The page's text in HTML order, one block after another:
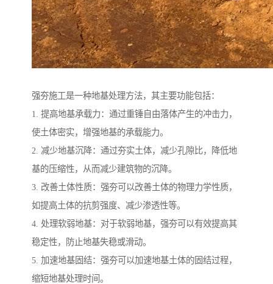
强夯施工是一种地基处理方法，其主要功能包括：
1. 提高地基承载力：通过重锤自由落体产生的冲击力，
使土体密实，增强地基的承载能力。
2. 减少地基沉降：通过夯实土体，减少孔隙比，降低地
基的压缩性，从而减少建筑物的沉降。
3. 改善土体性质：强夯可以改善土体的物理力学性质，
如提高土体的抗剪强度、减少渗透性等。
4. 处理软弱地基：对于软弱地基，强夯可以有效提高其
稳定性，防止地基失稳或滑动。
5. 加速地基固结：强夯可以加速地基土体的固结过程，
缩短地基处理时间。